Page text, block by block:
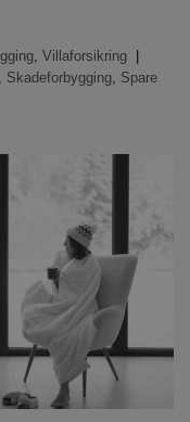
, Villaforsikring
, Skadeforbygging, Spare